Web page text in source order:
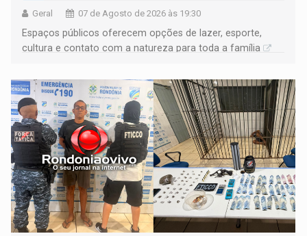
Geral 07 de Agosto de 2026 às 19:30
Espaços públicos oferecem opções de lazer, esporte,
cultura e contato com a natureza para toda a família